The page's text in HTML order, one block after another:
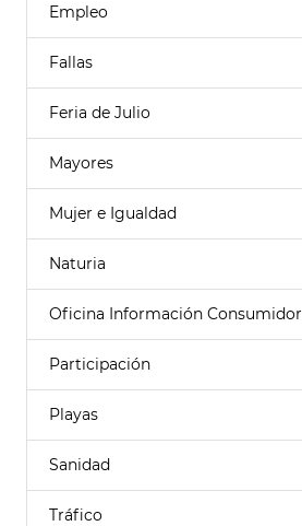
Empleo
Fallas
Feria de Julio
Mayores
Mujer e Igualdad
Naturia
Oficina Información Consumidor
Participación
Playas
Sanidad
Tráfico